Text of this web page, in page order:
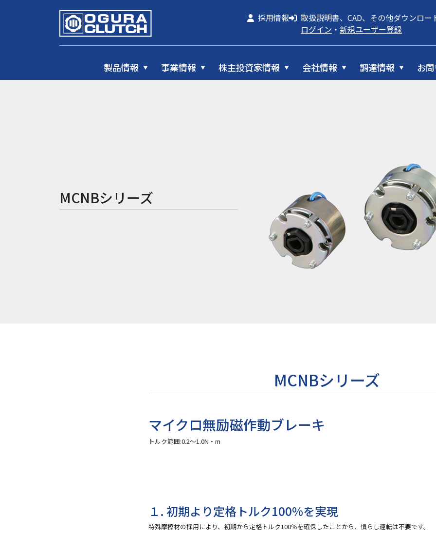
採用情報
取扱説明書、CAD、その他ダウンロー
ログイン ・ 新規ユーザー登録
製品情報 事業情報 株主投資家情報 会社情報 調達情報 お
MCNBシリーズ
MCNBシリーズ
マイクロ無励磁作動ブレーキ
トルク範囲:0.2〜1.0N・m
１. 初期より定格トルク100%を実現
特殊摩擦材の採用により、初期から定格トルク100％を確保したことから、慣らし運転は不要です。